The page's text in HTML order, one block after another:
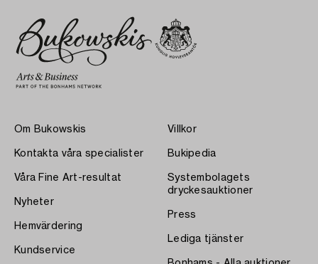
Om Bukowskis
Kontakta våra specialister
Våra Fine Art-resultat
Nyheter
Hemvärdering
Kundservice
Villkor
Bukipedia
Systembolagets
dryckesauktioner
Press
Lediga tjänster